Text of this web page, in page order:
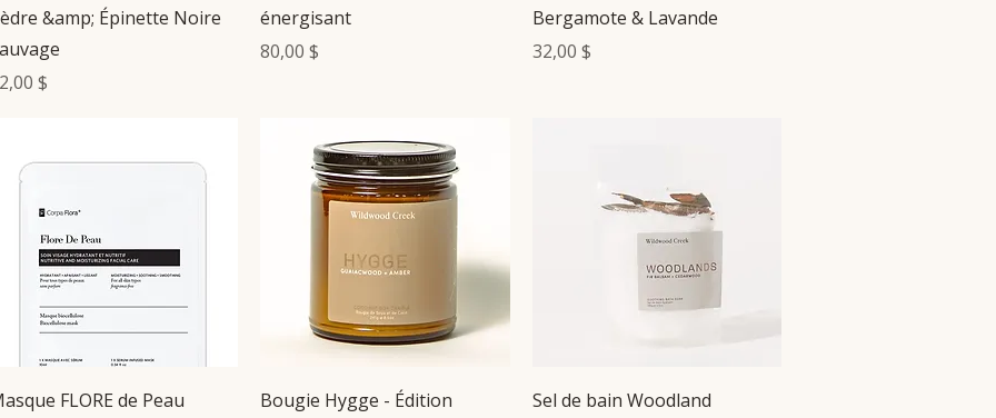
&amp; Épinette Noire
$
énergisant
Prix
80,00 $
Bergamote & Lavande
Prix
32,00 $
Aperçu rapide
FLORE de Peau
Aperçu rapide
Bougie Hygge - Édition
Aperçu rapide
Sel de bain Woodland